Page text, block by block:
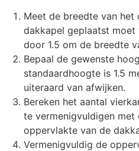
Meet de breedte van
dakkapel geplaatst
door 1.5 om de breedte
Bepaal de gewenste
standaardhoogte is 1.5
uiteraard van afwijken.
Bereken het aantal
te vermenigvuldigen
oppervlakte van de
Vermenigvuldig de